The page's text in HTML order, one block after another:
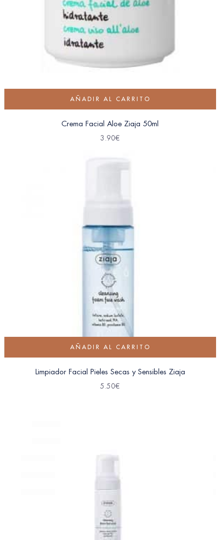
AÑADIR AL CARRITO
Crema Facial Aloe Ziaja 50ml
3.90€
AÑADIR AL CARRITO
Limpiador Facial Pieles Secas y Sensibles Ziaja
5.50€